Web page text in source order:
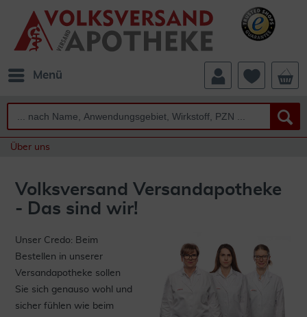
Menü
Über uns
Volksversand Versandapotheke
- Das sind wir!
Unser Credo: Beim
Bestellen in unserer
Versandapotheke sollen
Sie sich genauso wohl und
sicher fühlen wie beim